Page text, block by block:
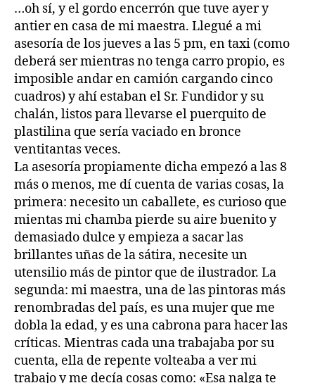
…oh sí, y el gordo encerrón que tuve ayer y
antier en casa de mi maestra. Llegué a mi
asesoría de los jueves a las 5 pm, en taxi (como
deberá ser mientras no tenga carro propio, es
imposible andar en camión cargando cinco
cuadros) y ahí estaban el Sr. Fundidor y su
chalán, listos para llevarse el puerquito de
plastilina que sería vaciado en bronce
ventitantas veces.
La asesoría propiamente dicha empezó a las 8
más o menos, me dí cuenta de varias cosas, la
primera: necesito un caballete, es curioso que
mientas mi chamba pierde su aire buenito y
demasiado dulce y empieza a sacar las
brillantes uñas de la sátira, necesite un
utensilio más de pintor que de ilustrador. La
segunda: mi maestra, una de las pintoras más
renombradas del país, es una mujer que me
dobla la edad, y es una cabrona para hacer las
críticas. Mientras cada una trabajaba por su
cuenta, ella de repente volteaba a ver mi
trabajo y me decía cosas como: «Esa nalga te